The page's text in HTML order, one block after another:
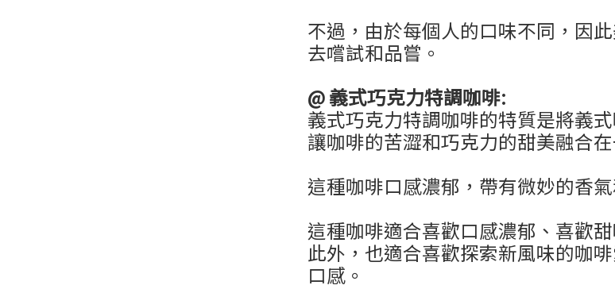
不過，由於每個人的口味不同，因
去嚐試和品嘗。
@義式巧克力特調咖啡:
義式巧克力特調咖啡的特質是將義
讓咖啡的苦澀和巧克力的甜美融合
這種咖啡口感濃郁，帶有微妙的香
這種咖啡適合喜歡口感濃郁、喜歡
此外，也適合喜歡探索新風味的咖
口感。